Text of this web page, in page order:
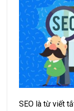
SEO là từ viết